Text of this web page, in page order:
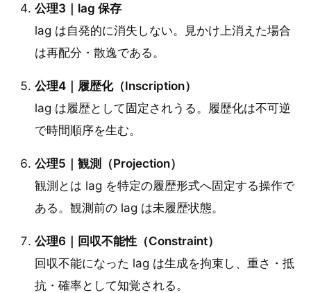
公理3｜lag 保存
lag は自発的に消失しない。見かけ上消えた場合
は再配分・散逸である。
公理4｜履歴化（Inscription）
lag は履歴として固定されうる。履歴化は不可逆
で時間順序を生む。
公理5｜観測（Projection）
観測とは lag を特定の履歴形式へ固定する操作で
ある。観測前の lag は未履歴状態。
公理6｜回収不能性（Constraint）
回収不能になった lag は生成を拘束し、重さ・抵
抗・確率として知覚される。